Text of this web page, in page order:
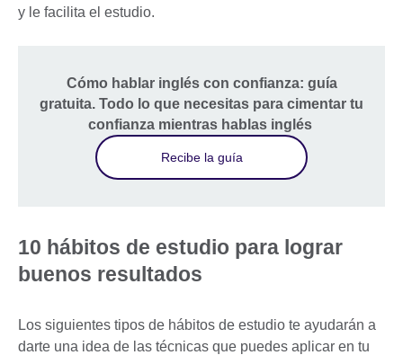
y le facilita el estudio.
Cómo hablar inglés con confianza: guía
gratuita. Todo lo que necesitas para cimentar tu
confianza mientras hablas inglés
Recibe la guía
10 hábitos de estudio para lograr
buenos resultados
Los siguientes tipos de hábitos de estudio te ayudarán a
darte una idea de las técnicas que puedes aplicar en tu